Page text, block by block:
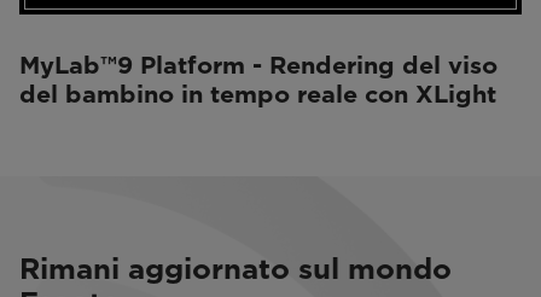
MyLab™9 Platform - Rendering del viso
del bambino in tempo reale con XLight
Rimani aggiornato sul mondo